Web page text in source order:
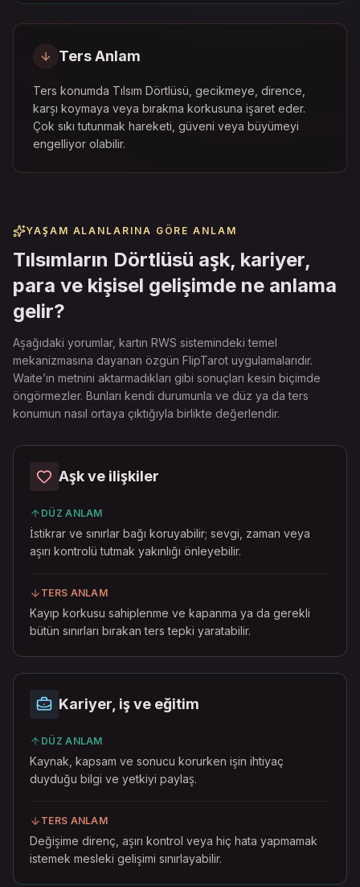
Ters Anlam
Ters konumda Tılsım Dörtlüsü, gecikmeye, dirence,
karşı koymaya veya bırakma korkusuna işaret eder.
Çok sıkı tutunmak hareketi, güveni veya büyümeyi
engelliyor olabilir.
YAŞAM ALANLARINA GÖRE ANLAM
Tılsımların Dörtlüsü aşk, kariyer,
para ve kişisel gelişimde ne anlama
gelir?
Aşağıdaki yorumlar, kartın RWS sistemindeki temel
mekanizmasına dayanan özgün FlipTarot uygulamalarıdır.
Waite’ın metnini aktarmadıkları gibi sonuçları kesin biçimde
öngörmezler. Bunları kendi durumunla ve düz ya da ters
konumun nasıl ortaya çıktığıyla birlikte değerlendir.
Aşk ve ilişkiler
DÜZ ANLAM
İstikrar ve sınırlar bağı koruyabilir; sevgi, zaman veya
aşırı kontrolü tutmak yakınlığı önleyebilir.
TERS ANLAM
Kayıp korkusu sahiplenme ve kapanma ya da gerekli
bütün sınırları bırakan ters tepki yaratabilir.
Kariyer, iş ve eğitim
DÜZ ANLAM
Kaynak, kapsam ve sonucu korurken işin ihtiyaç
duyduğu bilgi ve yetkiyi paylaş.
TERS ANLAM
Değişime direnç, aşırı kontrol veya hiç hata yapmamak
istemek mesleki gelişimi sınırlayabilir.